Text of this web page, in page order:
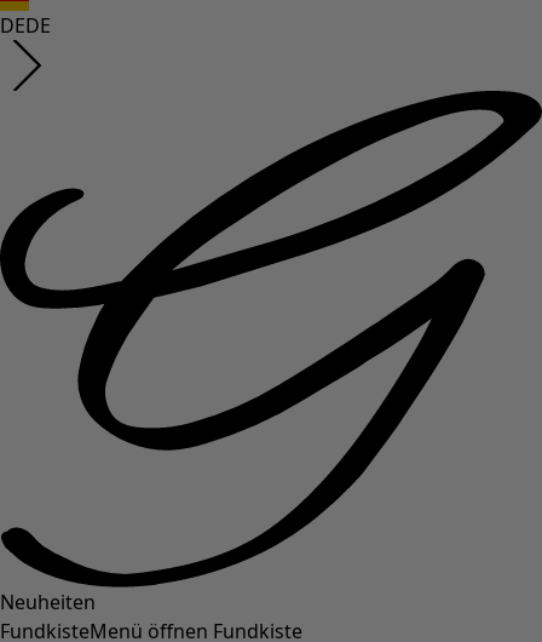
DEDE
Neuheiten
FundkisteMenü öffnen Fundkiste